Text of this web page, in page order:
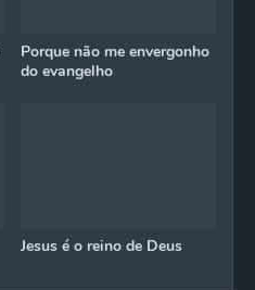
Porque não me envergonho
do evangelho
Jesus é o reino de Deus